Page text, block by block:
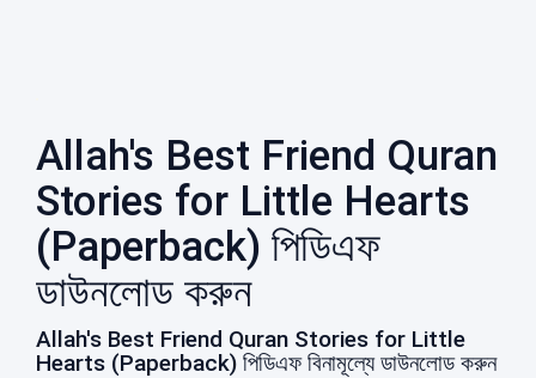
Allah's Best Friend Quran
Stories for Little Hearts
(Paperback) পিডিএফ
ডাউনলোড করুন
Allah's Best Friend Quran Stories for Little
Hearts (Paperback) পিডিএফ বিনামূল্যে ডাউনলোড করুন